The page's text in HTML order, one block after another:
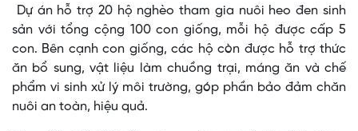
Dự án hỗ trợ 20 hộ nghèo tham gia nuôi heo đen sinh
sản với tổng cộng 100 con giống, mỗi hộ được cấp 5
con. Bên cạnh con giống, các hộ còn được hỗ trợ thức
ăn bổ sung, vật liệu làm chuồng trại, máng ăn và chế
phẩm vi sinh xử lý môi trường, góp phần bảo đảm chăn
nuôi an toàn, hiệu quả.